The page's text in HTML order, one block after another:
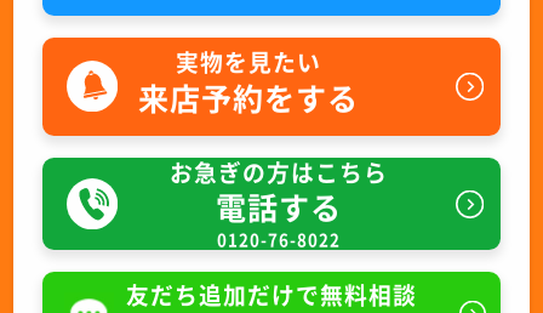
実物を見たい
来店予約をする
お急ぎの方はこちら
電話する
0120-76-8022
友だち追加だけで無料相談